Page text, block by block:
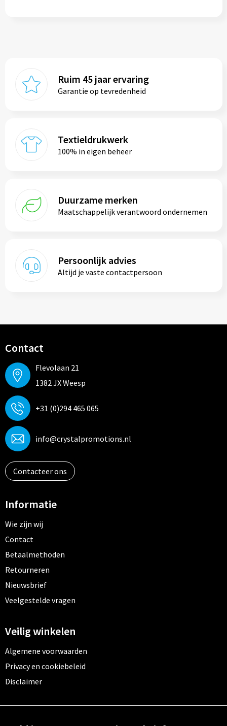
Ruim 45 jaar ervaring
Garantie op tevredenheid
Textieldrukwerk
100% in eigen beheer
Duurzame merken
Maatschappelijk verantwoord ondernemen
Persoonlijk advies
Altijd je vaste contactpersoon
Contact
Flevolaan 21
1382 JX Weesp
+31 (0)294 465 065
info@crystalpromotions.nl
Contacteer ons
Informatie
Wie zijn wij
Contact
Betaalmethoden
Retourneren
Nieuwsbrief
Veelgestelde vragen
Veilig winkelen
Algemene voorwaarden
Privacy en cookiebeleid
Disclaimer